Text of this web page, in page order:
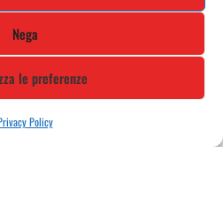
Nega
le preferenze
Policy
e rimani